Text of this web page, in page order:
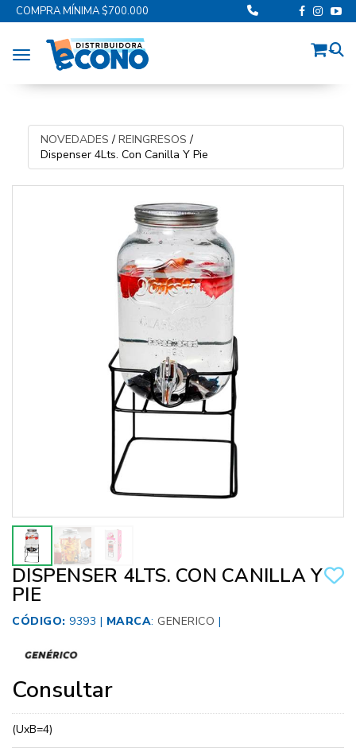
COMPRA MÍNIMA $700.000
Toggle navigation
NOVEDADES / REINGRESOS /
Dispenser 4Lts. Con Canilla Y Pie
DISPENSER 4LTS. CON CANILLA Y
PIE
CÓDIGO: 9393 | MARCA: GENERICO |
Consultar
(UxB=4)